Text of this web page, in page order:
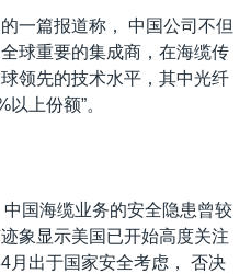
一篇报道称， 中国公司不但
球重要的集成商，在海缆传
领先的技术水平，其中光纤
上份额”。
国海缆业务的安全隐患曾较
象显示美国已开始高度关注
月出于国家安全考虑， 否决